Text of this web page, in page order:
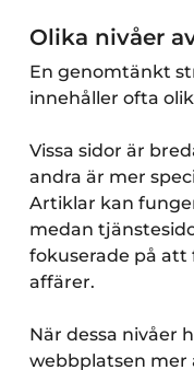
Olika nivåer
En genomtänkt
innehåller ofta
Vissa sidor är
andra är mer
Artiklar kan
medan
fokuserade på att
affärer.
När dessa nivåer
webbplatsen mer